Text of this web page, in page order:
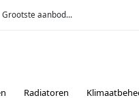
Grootste aanbod...
Radiatoren